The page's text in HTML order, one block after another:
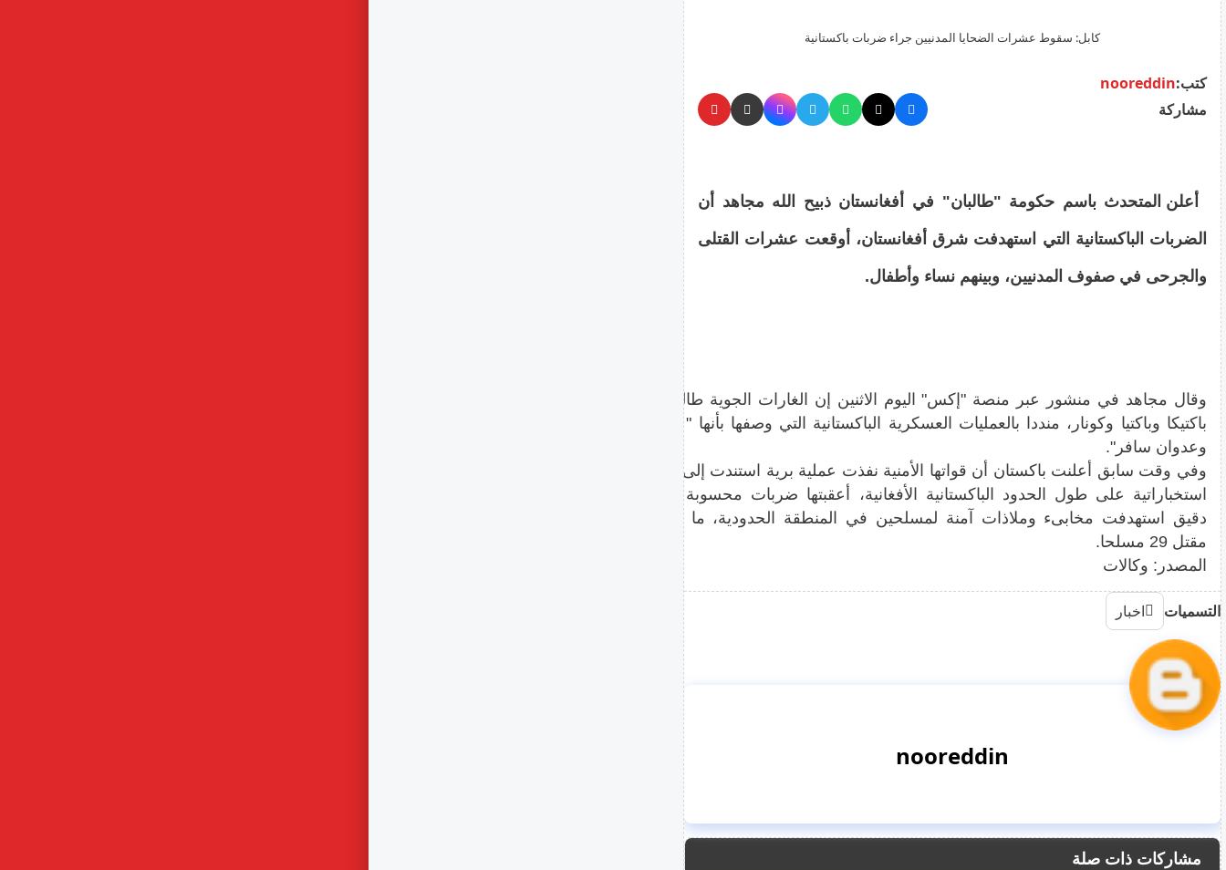
كابل: سقوط عشرات الضحايا المدنيين جراء ضربات باكستانية
كتب:nooreddin
مشاركة
أعلن المتحدث باسم حكومة "طالبان" في أفغانستان ذبيح الله مجاهد أن
الضربات الباكستانية التي استهدفت شرق أفغانستان، أوقعت عشرات القتلى
والجرحى في صفوف المدنيين، وبينهم نساء وأطفال.
وقال مجاهد في منشور عبر منصة "إكس" اليوم الاثنين إن الغارات الجوية طالت ولايات
باكتيكا وباكتيا وكونار، منددا بالعمليات العسكرية الباكستانية التي وصفها بأنها "عمل جبان
وعدوان سافر".
وفي وقت سابق أعلنت باكستان أن قواتها الأمنية نفذت عملية برية استندت إلى معلومات
استخباراتية على طول الحدود الباكستانية الأفغانية، أعقبتها ضربات محسوبة على نحو
دقيق استهدفت مخابىء وملاذات آمنة لمسلحين في المنطقة الحدودية، ما أسفر عن
مقتل 29 مسلحا.
المصدر: وكالات
التسميات اخبار
nooreddin
مشاركات ذات صلة